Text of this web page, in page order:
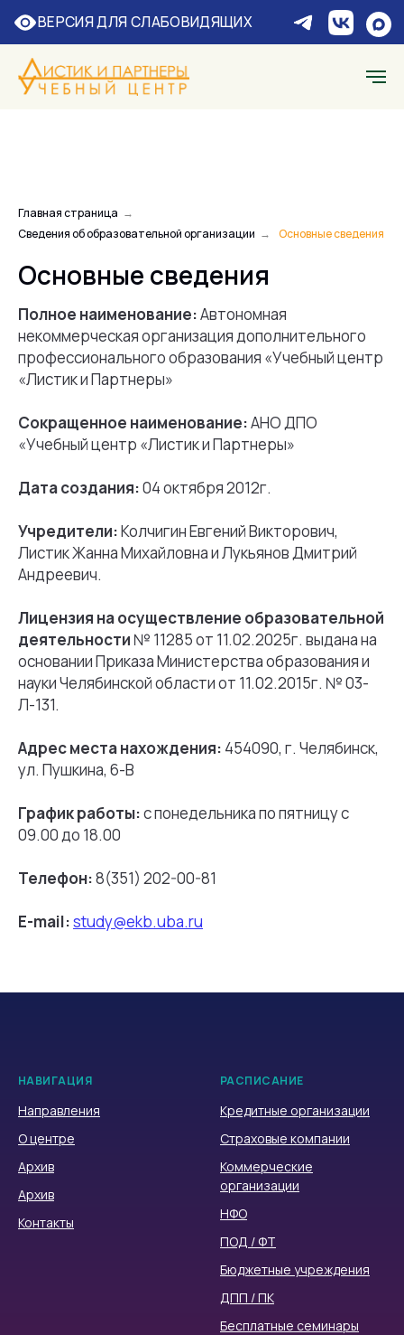
ВЕРСИЯ ДЛЯ СЛАБОВИДЯЩИХ
Главная страница →
Сведения об образовательной организации → Основные сведения
Основные сведения
Полное наименование:Автономная
некоммерческая организация дополнительного
профессионального образования «Учебный центр
«Листик и Партнеры»
Сокращенное наименование:АНО ДПО
«Учебный центр «Листик и Партнеры»
Дата создания:04 октября 2012г.
Учредители:Колчигин Евгений Викторович,
Листик Жанна Михайловна и Лукьянов Дмитрий
Андреевич.
Лицензия на осуществление образовательной
деятельности № 11285 от 11.02.2025г. выдана на
основании Приказа Министерства образования и
науки Челябинской области от 11.02.2015г. № 03-
Л-131.
Адрес места нахождения: 454090, г. Челябинск,
ул. Пушкина, 6-В
График работы:с понедельника по пятницу с
09.00 до 18.00
Телефон:8(351) 202-00-81
E-mail:study@ekb.uba.ru
НАВИГАЦИЯ
Направления
О центре
Архив
Архив
Контакты
РАСПИСАНИЕ
Кредитные организации
Страховые компании
Коммерческие
организации
НФО
ПОД / ФТ
Бюджетные учреждения
ДПП / ПК
Бесплатные семинары